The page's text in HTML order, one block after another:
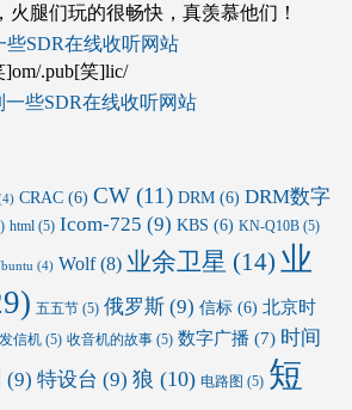
火腿们玩的很畅快，真羡慕他们！
些SDR在线收听网站
.pub[笑]lic/
一些SDR在线收听网站
CRAC(6) CW(11) DRM(6) DRM数字
html(5) Icom-725 (9) KBS (6) KN-Q10B(5)
(4) Wolf(8) 业余卫星 (14) 业
五五节(5) 俄罗斯(9) 信标(6) 北京时
信机(5) 收音机的故事(5) 数字广播 (7) 时间
(9) 特设台 (9) 狼 (10) 电路图 (5) 短